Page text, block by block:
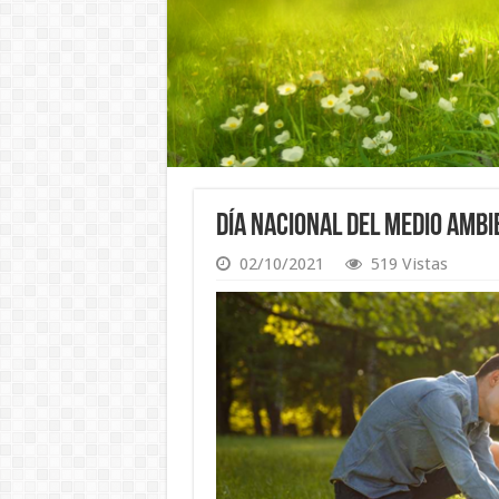
Día Nacional del Medio
02/10/2021 519 Vistas